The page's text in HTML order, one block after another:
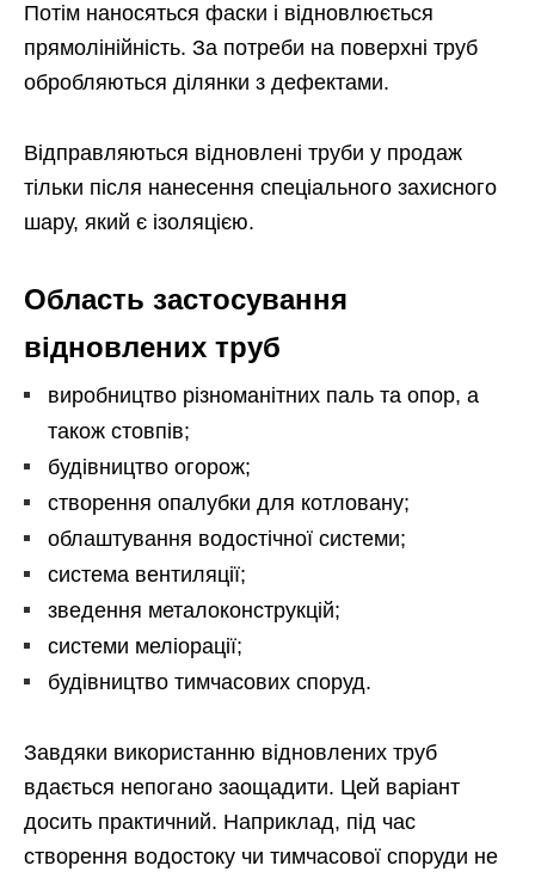
Потім наносяться фаски і відновлюється
прямолінійність. За потреби на поверхні труб
обробляються ділянки з дефектами.
Відправляються відновлені труби у продаж
тільки після нанесення спеціального захисного
шару, який є ізоляцією.
Область застосування
відновлених труб
виробництво різноманітних паль та опор, а
також стовпів;
будівництво огорож;
створення опалубки для котловану;
облаштування водостічної системи;
система вентиляції;
зведення металоконструкцій;
системи меліорації;
будівництво тимчасових споруд.
Завдяки використанню відновлених труб
вдається непогано заощадити. Цей варіант
досить практичний. Наприклад, під час
створення водостоку чи тимчасової споруди не